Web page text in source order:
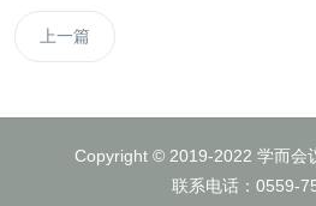
上一篇
Copyright © 2019-2022 学而会
联系电话：0559-